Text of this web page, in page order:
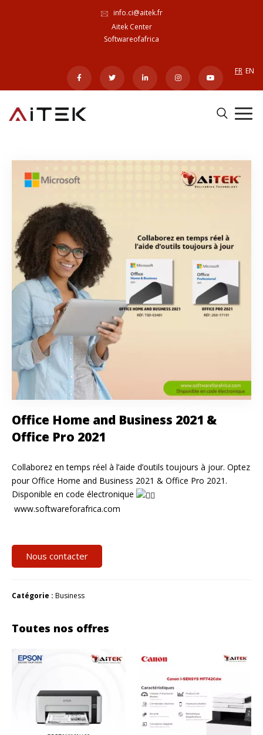
info.ci@aitek.fr
Aitek Center
Softwareofafrica
FR EN
Office Home and Business 2021 &
Office Pro 2021
Collaborez en temps réel à l’aide d’outils toujours à jour. Optez
pour Office Home and Business 2021 & Office Pro 2021.
Disponible en code électronique
www.softwareforafrica.com
Nous contacter
Catégorie : Business
Toutes nos offres